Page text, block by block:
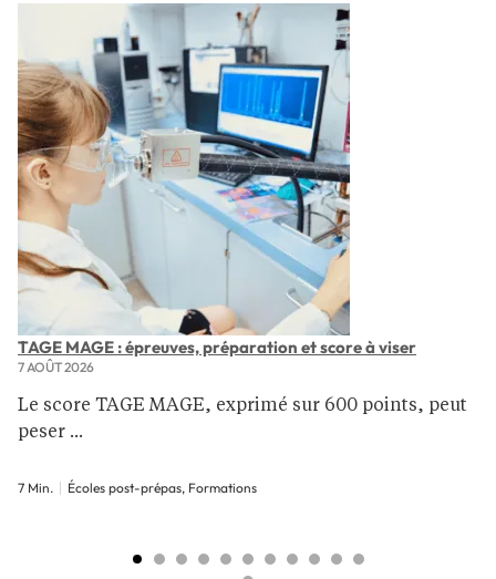
TAGE MAGE : épreuves, préparation et score à viser
7 AOÛT 2026
Le score TAGE MAGE, exprimé sur 600 points, peut
peser ...
7 Min. Écoles post-prépas, Formations